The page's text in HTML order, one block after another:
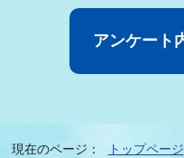
現在のページ： トップページ